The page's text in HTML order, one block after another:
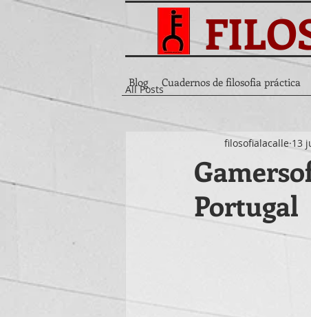
All Posts
Portugal
filosofialacalle 13
Blog Cuadernos de filosofia práctica